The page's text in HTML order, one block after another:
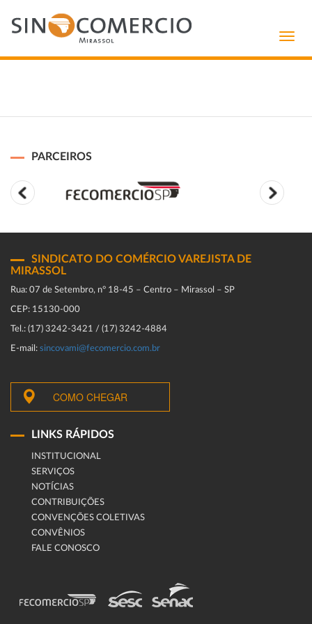
PARCEIROS
SINDICATO DO COMÉRCIO VAREJISTA DE
MIRASSOL
Rua: 07 de Setembro, n° 18-45 – Centro – Mirassol – SP
CEP: 15130-000
Tel.: (17) 3242-3421 / (17) 3242-4884
E-mail: sincovami@fecomercio.com.br
COMO CHEGAR
LINKS RÁPIDOS
INSTITUCIONAL
SERVIÇOS
NOTÍCIAS
CONTRIBUIÇÕES
CONVENÇÕES COLETIVAS
CONVÊNIOS
FALE CONOSCO